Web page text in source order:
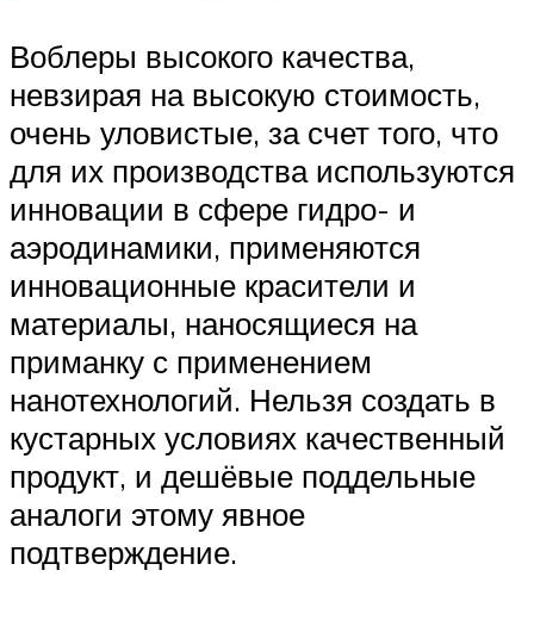
Воблеры высокого качества,
невзирая на высокую стоимость,
очень уловистые, за счет того, что
для их производства используются
инновации в сфере гидро- и
аэродинамики, применяются
инновационные красители и
материалы, наносящиеся на
приманку с применением
нанотехнологий. Нельзя создать в
кустарных условиях качественный
продукт, и дешёвые поддельные
аналоги этому явное
подтверждение.